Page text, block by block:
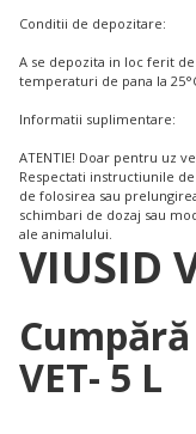
Conditii de depozitare:
A se depozita in loc ferit
temperaturi de pana la
Informatii suplimentare:
ATENTIE! Doar pentru uz
Respectati instructiunile
de folosirea sau
schimbari de dozaj sau
ale animalului.
VIUSID
VET- 5 L